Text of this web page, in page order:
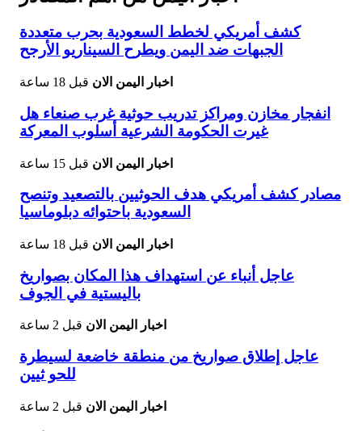
كشف أمريكي لخطط السعودية بحرب متعددة
الجبهات ضد اليمن ويطرح السيناريو الأرجح
اخبار اليمن الان قبل 18 ساعة
انفجار مخازن ومراكز تدريب حوثية غرب صنعاء هل
غيرت الحكومة الشرعية أسلوب المعركة
اخبار اليمن الان قبل 15 ساعة
مصادر كشف أمريكي هدف الحوثيين بالتصعيد وتنصح
السعودية باحتوائه دبلوماسيا
اخبار اليمن الان قبل 18 ساعة
عاجل أنباء عن استهداف هذا المكان بصواريخ
باليستية في الجوف
اخبار اليمن الان قبل 2 ساعة
عاجل إطلاق صواريخ من منطقة خاضعة لسيطرة
للحو ثيين
اخبار اليمن الان قبل 2 ساعة